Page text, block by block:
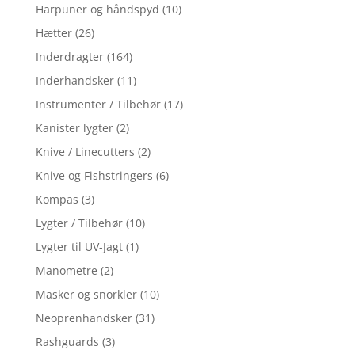
Harpuner og håndspyd (10)
Hætter (26)
Inderdragter (164)
Inderhandsker (11)
Instrumenter / Tilbehør (17)
Kanister lygter (2)
Knive / Linecutters (2)
Knive og Fishstringers (6)
Kompas (3)
Lygter / Tilbehør (10)
Lygter til UV-Jagt (1)
Manometre (2)
Masker og snorkler (10)
Neoprenhandsker (31)
Rashguards (3)